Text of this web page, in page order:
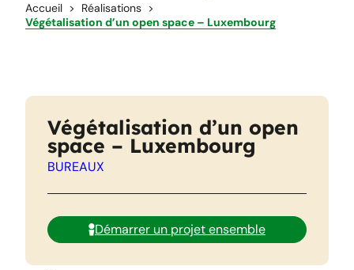
Accueil
Réalisations
Végétalisation d’un open space – Luxembourg
Végétalisation d’un open
space – Luxembourg
BUREAUX
Démarrer un projet ensemble